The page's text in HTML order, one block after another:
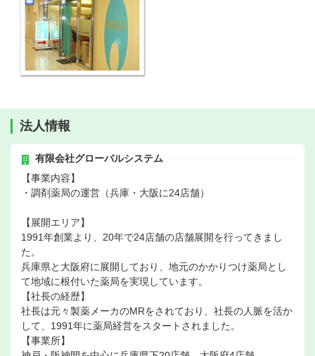
法人情報
有限会社グローバルシステム
【事業内容】
・調剤薬局の運営（兵庫・大阪に24店舗）
【展開エリア】
1991年創業より、20年で24店舗の店舗展開を行ってきまし
た。
兵庫県と大阪府に展開しており、地元のかかりつけ薬局とし
て地域に根付いた薬局を実現しています。
【社長の経歴】
社長は元々製薬メーカのMRをされており、社長の人脈を活か
して、1991年に薬局経営をスタートされました。
【事業所】